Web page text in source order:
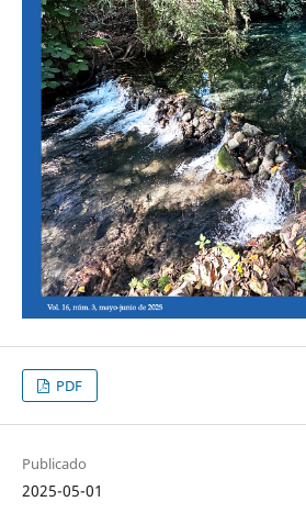
PDF
Publicado
2025-05-01